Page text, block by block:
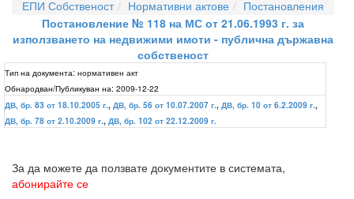
ЕПИ Собственост
Нормативни актове
Постановления
Постановление № 118 на МС от 21.06.1993 г. за
използването на недвижими имоти - публична държавна
собственост
Тип на документа: нормативен акт
Обнародван/Публикуван на: 2009-12-22
ДВ, бр. 83 от 18.10.2005 г., ДВ, бр. 56 от 10.07.2007 г., ДВ, бр. 10 от 6.2.2009 г.,
ДВ, бр. 78 от 2.10.2009 г., ДВ, бр. 102 от 22.12.2009 г.
За да можете да ползвате документите в системата,
абонирайте се